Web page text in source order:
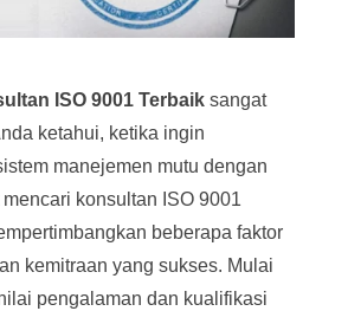
ISO 9001 Terbaiksangat
ketahui, ketika ingin
manejemen mutu dengan
mencari konsultan ISO 9001
beberapa faktor
kemitraan yang sukses. Mulai
pengalaman dan kualifikasi